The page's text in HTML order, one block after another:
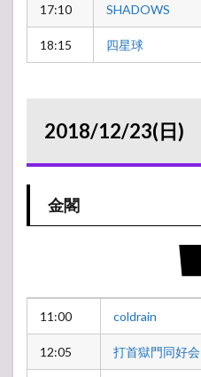
17:10 SHADOWS
18:15 四星球
2018/12/23(日)
金閣
11:00 coldrain
12:05 打首獄門同好会